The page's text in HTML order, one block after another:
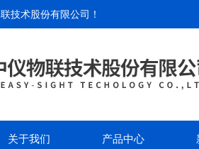
技术股份有限公司 ！
关于我们 产品中心